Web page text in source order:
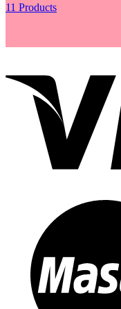
11 Products